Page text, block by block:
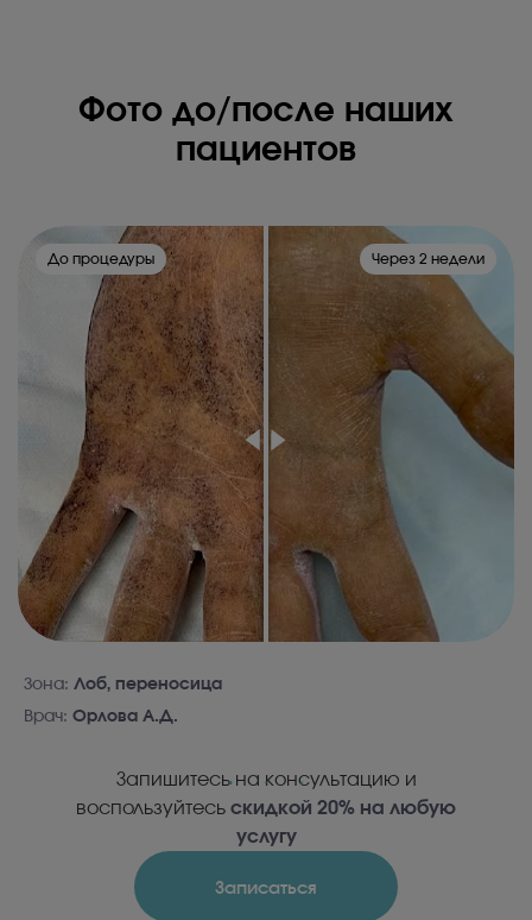
Фото до/после наших
пациентов
До процедуры Через 2 недели
Зона: Лоб, переносица
Врач: Орлова А.Д.
Запишитесь на консультацию и
воспользуйтесь скидкой 20% на любую
услугу
Записаться